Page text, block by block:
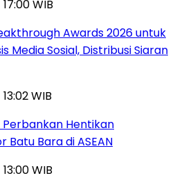
WIB
Awards 2026 untuk
Media Sosial, Distribusi Siaran
WIB
Perbankan Hentikan
Batu Bara di ASEAN
WIB